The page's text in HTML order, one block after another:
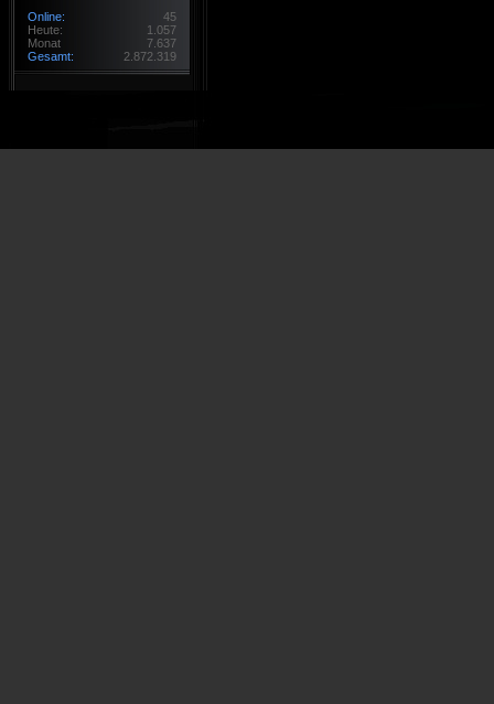
Online:
45
Heute:
1.057
Monat
7.637
Gesamt:
2.872.319